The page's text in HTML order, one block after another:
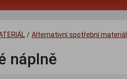
/ Alternativní spotřební materiál
náplně